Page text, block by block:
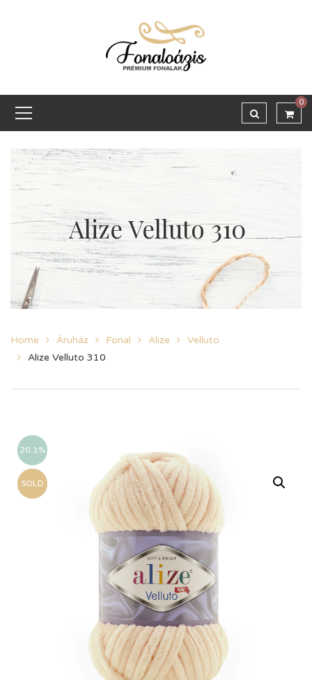
0
Alize Velluto 310
Home Áruház Fonal Alize
Velluto
Alize Velluto 310
20.1%
SOLD